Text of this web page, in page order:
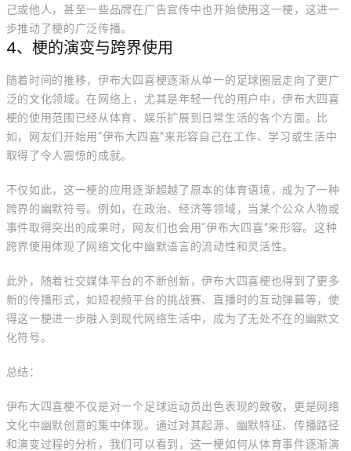
己或他人，甚至一些品牌在广告宣传中也开始使用这一梗，这进一
步推动了梗的广泛传播。
4、梗的演变与跨界使用
随着时间的推移，伊布大四喜梗逐渐从单一的足球圈层走向了更广
泛的文化领域。在网络上，尤其是年轻一代的用户中，伊布大四喜
梗的使用范围已经从体育、娱乐扩展到日常生活的各个方面。比
如，网友们开始用“伊布大四喜”来形容自己在工作、学习或生活中
取得了令人震惊的成就。
不仅如此，这一梗的应用逐渐超越了原本的体育语境，成为了一种
跨界的幽默符号。例如，在政治、经济等领域，当某个公众人物或
事件取得突出的成果时，网友们也会用“伊布大四喜”来形容。这种
跨界使用体现了网络文化中幽默语言的流动性和灵活性。
此外，随着社交媒体平台的不断创新，伊布大四喜梗也得到了更多
新的传播形式，如短视频平台的挑战赛、直播时的互动弹幕等，使
得这一梗进一步融入到现代网络生活中，成为了无处不在的幽默文
化符号。
总结：
伊布大四喜梗不仅是对一个足球运动员出色表现的致敬，更是网络
文化中幽默创意的集中体现。通过对其起源、幽默特征、传播路径
和演变过程的分析，我们可以看到，这一梗如何从体育事件逐渐演